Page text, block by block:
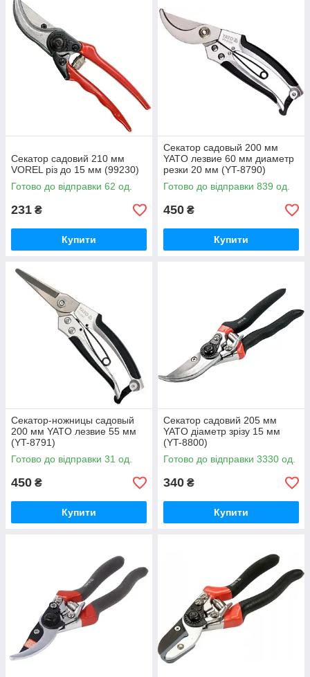
Секатор садовий 210 мм
VOREL різ до 15 мм (99230)
Готово до відправки 62 од.
231 ₴
Купити
Секатор садовый 200 мм
YATO лезвие 60 мм диаметр
резки 20 мм (YT-8790)
Готово до відправки 839 од.
450 ₴
Купити
Секатор-ножницы садовый
200 мм YATO лезвие 55 мм
(YT-8791)
Готово до відправки 31 од.
450 ₴
Купити
Секатор садовий 205 мм
YATO діаметр зрізу 15 мм
(YT-8800)
Готово до відправки 3330 од.
340 ₴
Купити